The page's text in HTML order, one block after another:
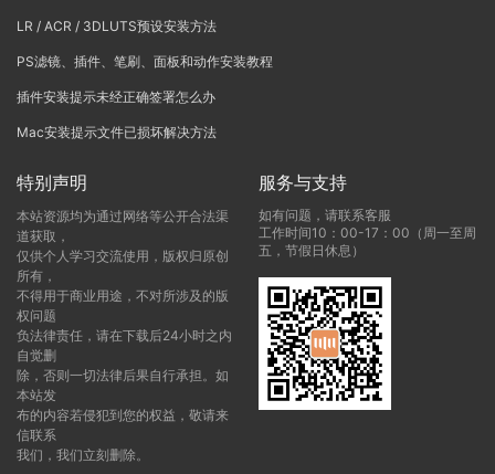
LR / ACR / 3DLUTS预设安装方法
PS滤镜、插件、笔刷、面板和动作安装教程
插件安装提示未经正确签署怎么办
Mac安装提示文件已损坏解决方法
特别声明
本站资源均为通过网络等公开合法渠
道获取，
仅供个人学习交流使用，版权归原创
所有，
不得用于商业用途，不对所涉及的版
权问题
负法律责任，请在下载后24小时之内
自觉删
除，否则一切法律后果自行承担。如
本站发
布的内容若侵犯到您的权益，敬请来
信联系
我们，我们立刻删除。
服务与支持
如有问题，请联系客服
工作时间10：00-17：00（周一至周
五，节假日休息）